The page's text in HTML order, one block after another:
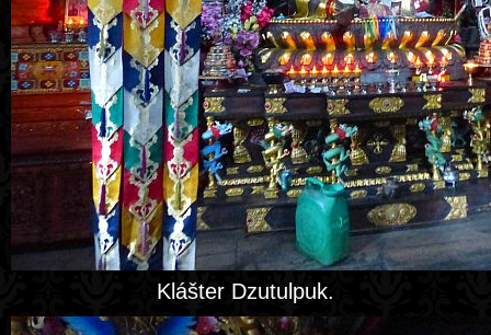
Klášter Dzutulpuk.